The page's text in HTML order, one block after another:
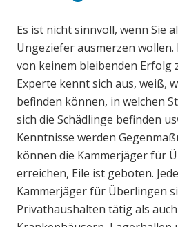
Es ist nicht sinnvoll, wenn Sie
Ungeziefer ausmerzen wollen.
von keinem bleibenden Erfolg
Experte kennt sich aus, weiß,
befinden können, in welchen
sich die Schädlinge befinden
Kenntnisse werden
können die Kammerjäger für
erreichen, Eile ist geboten.
Kammerjäger für Überlingen
Privathaushalten tätig als